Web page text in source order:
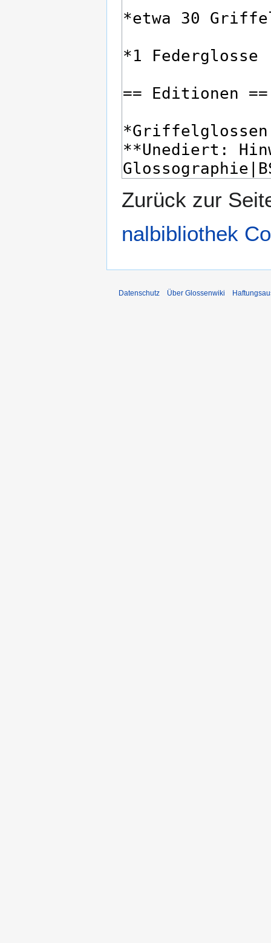
Zurück zur
nal­bi­blio­thek
Datenschutz Über Glossenwiki